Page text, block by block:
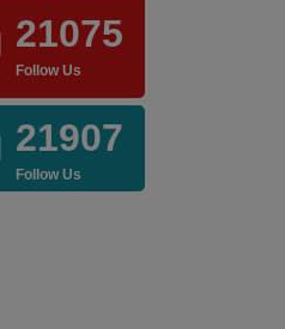
21075
Follow Us
21907
Follow Us